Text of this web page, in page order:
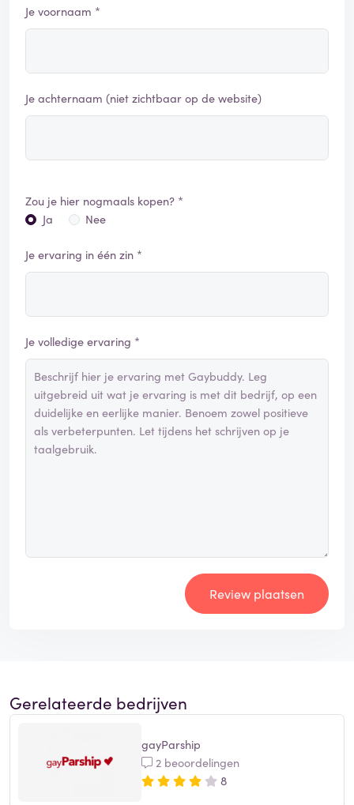
Je voornaam *
Je achternaam (niet zichtbaar op de website)
Zou je hier nogmaals kopen? *
Ja
Nee
Je ervaring in één zin *
Je volledige ervaring *
Review plaatsen
Gerelateerde bedrijven
gayParship
2 beoordelingen
8